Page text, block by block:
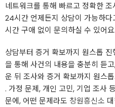
네트워크를 통해 빠르고 정확한 조
24시간 언제든지 상담이 가능하
시간 구애 없이 문의하실 수 있어요.
상담부터 증거 확보까지 원스톱
을 통해 사건의 내용을 충분히 듣
운 뒤 조사와 증거 확보까지 원스
. 가정 문제, 개인 고민, 기업 조사
문에, 어떤 문제라도 창원흥신소